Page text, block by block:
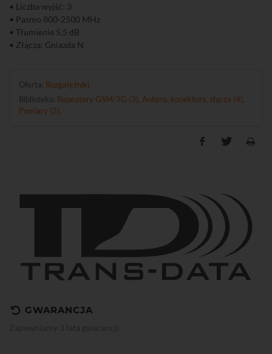
• Liczba wyjść: 3
• Pasmo 800-2500 MHz
• Tłumienie 5,5 dB
• Złącza: Gniazda N
Oferta: Rozgałęźniki
Biblioteka: Repeatery GSM/3G (3) Anteny, konektory, złącza (4)
Pomiary (2)
GWARANCJA